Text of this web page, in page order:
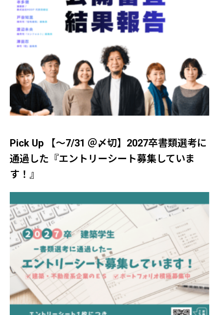
Pick Up 【～7/31 ＠〆切】2027卒書類選考に
通過した『エントリーシート募集していま
す！』